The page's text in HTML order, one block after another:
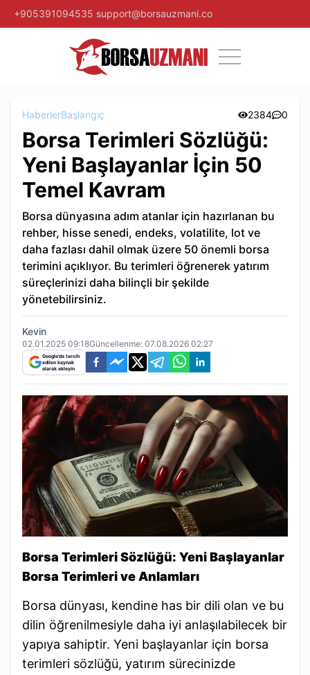
+905391094535 support@borsauzmani.co
HaberlerBaşlangıç 2384 0
Borsa Terimleri Sözlüğü:
Yeni Başlayanlar İçin 50
Temel Kavram
Borsa dünyasına adım atanlar için hazırlanan bu
rehber, hisse senedi, endeks, volatilite, lot ve
daha fazlası dahil olmak üzere 50 önemli borsa
terimini açıklıyor. Bu terimleri öğrenerek yatırım
süreçlerinizi daha bilinçli bir şekilde
yönetebilirsiniz.
Kevin
02.01.2025 09:18Güncellenme: 07.08.2026 02:27
Google'da tercih
edilen kaynak
olarak ekleyin
Borsa Terimleri Sözlüğü: Yeni Başlayanlar
Borsa Terimleri ve Anlamları
Borsa dünyası, kendine has bir dili olan ve bu
dilin öğrenilmesiyle daha iyi anlaşılabilecek bir
yapıya sahiptir. Yeni başlayanlar için borsa
terimleri sözlüğü, yatırım sürecinizde